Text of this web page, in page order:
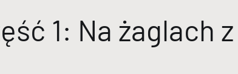
1: Na żaglach